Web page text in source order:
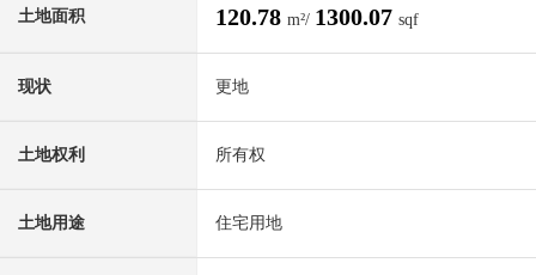
土地面积 120.78 m²/ 1300.07 sqf
现状 更地
土地权利 所有权
土地用途 住宅用地